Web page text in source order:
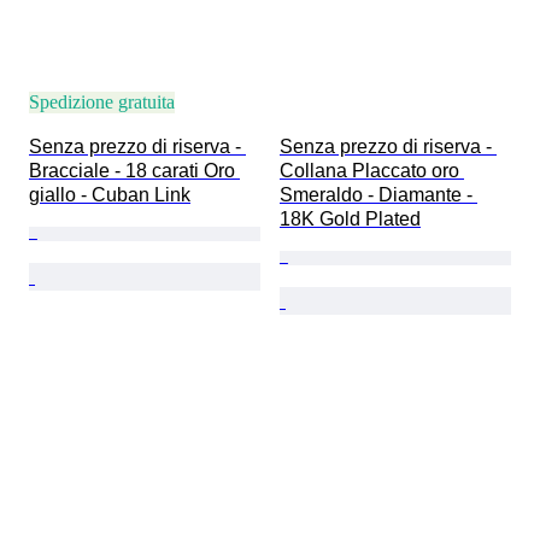
Spedizione gratuita
Senza prezzo di riserva -
Bracciale - 18 carati Oro
giallo - Cuban Link
Senza prezzo di riserva -
Collana Placcato oro
Smeraldo - Diamante -
18K Gold Plated